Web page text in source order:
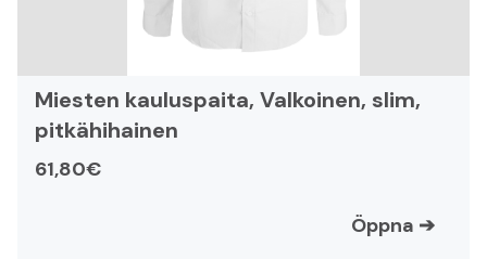
Miesten kauluspaita, Valkoinen, slim,
pitkähihainen
61,80€
Öppna ➔